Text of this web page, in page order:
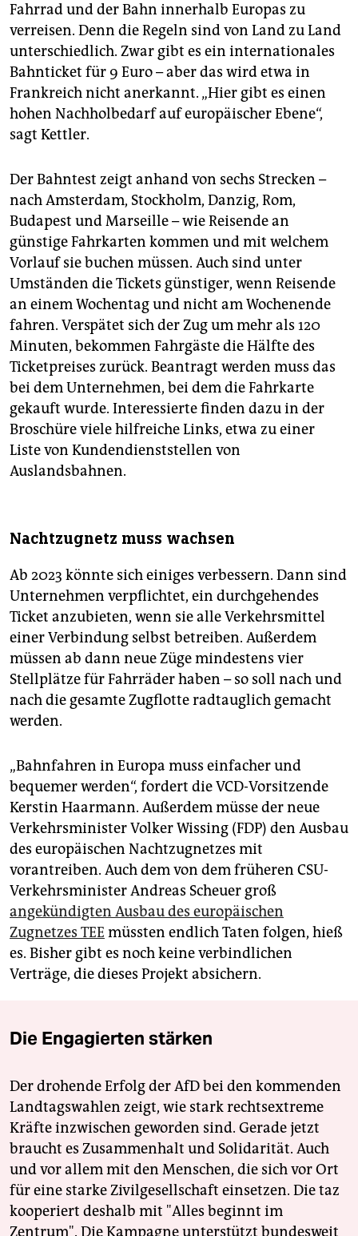
Fahrrad und der Bahn innerhalb Europas zu
verreisen. Denn die Regeln sind von Land zu Land
unterschiedlich. Zwar gibt es ein internationales
Bahnticket für 9 Euro – aber das wird etwa in
Frankreich nicht anerkannt. „Hier gibt es einen
hohen Nachholbedarf auf europäischer Ebene“,
sagt Kettler.
Der Bahntest zeigt anhand von sechs Strecken –
nach Amsterdam, Stockholm, Danzig, Rom,
Budapest und Marseille – wie Reisende an
günstige Fahrkarten kommen und mit welchem
Vorlauf sie buchen müssen. Auch sind unter
Umständen die Tickets günstiger, wenn Reisende
an einem Wochentag und nicht am Wochenende
fahren. Verspätet sich der Zug um mehr als 120
Minuten, bekommen Fahrgäste die Hälfte des
Ticketpreises zurück. Beantragt werden muss das
bei dem Unternehmen, bei dem die Fahrkarte
gekauft wurde. Interessierte finden dazu in der
Broschüre viele hilfreiche Links, etwa zu einer
Liste von Kundendienststellen von
Auslandsbahnen.
Nachtzugnetz muss wachsen
Ab 2023 könnte sich einiges verbessern. Dann sind
Unternehmen verpflichtet, ein durchgehendes
Ticket anzubieten, wenn sie alle Verkehrsmittel
einer Verbindung selbst betreiben. Außerdem
müssen ab dann neue Züge mindestens vier
Stellplätze für Fahrräder haben – so soll nach und
nach die gesamte Zugflotte radtauglich gemacht
werden.
„Bahnfahren in Europa muss einfacher und
bequemer werden“, fordert die VCD-Vorsitzende
Kerstin Haarmann. Außerdem müsse der neue
Verkehrsminister Volker Wissing (FDP) den Ausbau
des europäischen Nachtzugnetzes mit
vorantreiben. Auch dem von dem früheren CSU-
Verkehrsminister Andreas Scheuer groß
angekündigten Ausbau des europäischen
Zugnetzes TEE müssten endlich Taten folgen, hieß
es. Bisher gibt es noch keine verbindlichen
Verträge, die dieses Projekt absichern.
Die Engagierten stärken
Der drohende Erfolg der AfD bei den kommenden
Landtagswahlen zeigt, wie stark rechtsextreme
Kräfte inzwischen geworden sind. Gerade jetzt
braucht es Zusammenhalt und Solidarität. Auch
und vor allem mit den Menschen, die sich vor Ort
für eine starke Zivilgesellschaft einsetzen. Die taz
kooperiert deshalb mit "Alles beginnt im
Zentrum". Die Kampagne unterstützt bundesweit